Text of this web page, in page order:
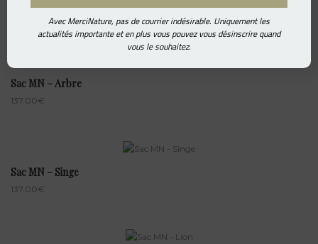
Sac MN – Arbre
137.00€
Sac MN – Singe
137.00€
Avec MerciNature, pas de courrier indésirable. Uniquement les
actualités importante et en plus vous pouvez vous désinscrire quand
vous le souhaitez.